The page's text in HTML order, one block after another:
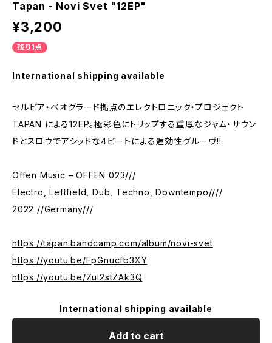
Tapan - Novi Svet "12EP"
¥3,200
残り1点
International shipping available
セルビア・ベオグラード拠点のエレクトロニック・プロジェクト
TAPAN による12EP。極彩色にトリップする重厚なジャム・サウン
ドとスロウでアシッドな4ビートによる遅効性グルーヴ!!
Offen Music – OFFEN 023///
Electro, Leftfield, Dub, Techno, Downtempo////
2022 //Germany///
https://tapan.bandcamp.com/album/novi-svet
https://youtu.be/FpGnucfb3XY
https://youtu.be/ZuI2stZAk3Q
International shipping available
Add to cart